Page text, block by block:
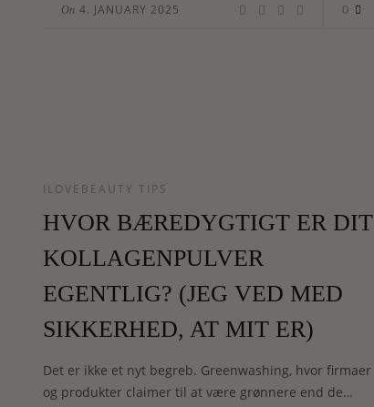
On 4. JANUARY 2025 0
ILOVEBEAUTY TIPS
HVOR BÆREDYGTIGT ER DIT
KOLLAGENPULVER
EGENTLIG? (JEG VED MED
SIKKERHED, AT MIT ER)
Det er ikke et nyt begreb. Greenwashing, hvor firmaer
og produkter claimer til at være grønnere end de…